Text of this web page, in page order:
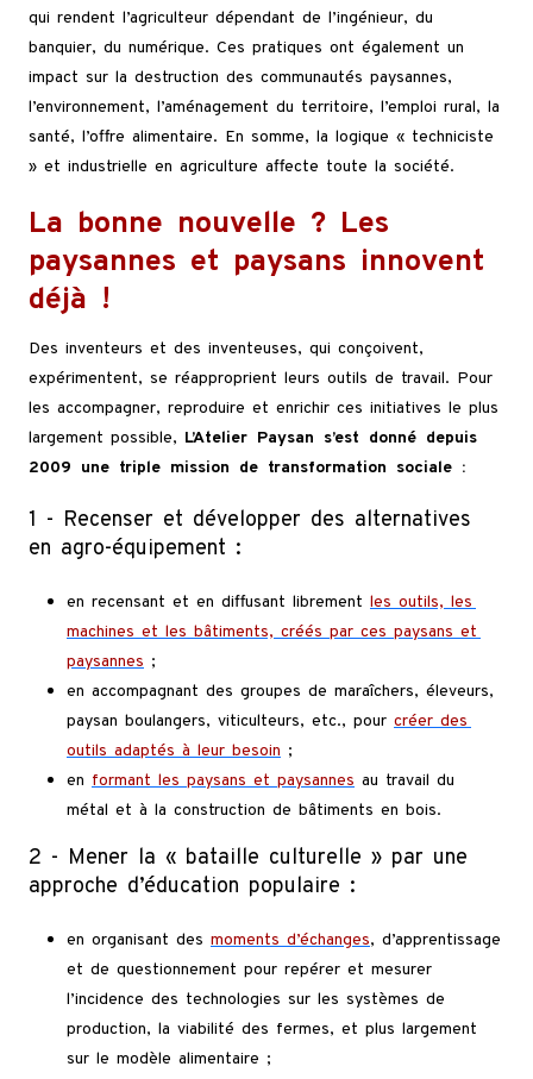
qui rendent l’agriculteur dépendant de l’ingénieur, du
banquier, du numérique. Ces pratiques ont également un
impact sur la destruction des communautés paysannes,
l’environnement, l’aménagement du territoire, l’emploi rural, la
santé, l’offre alimentaire. En somme, la logique « techniciste
» et industrielle en agriculture affecte toute la société.
La bonne nouvelle ? Les
paysannes et paysans innovent
déjà !
Des inventeurs et des inventeuses, qui conçoivent,
expérimentent, se réapproprient leurs outils de travail. Pour
les accompagner, reproduire et enrichir ces initiatives le plus
largement possible, L’Atelier Paysan s’est donné depuis
2009 une triple mission de transformation sociale :
1 - Recenser et développer des alternatives
en agro-équipement :
en recensant et en diffusant librement les outils, les
machines et les bâtiments, créés par ces paysans et
paysannes ;
en accompagnant des groupes de maraîchers, éleveurs,
paysan boulangers, viticulteurs, etc., pour créer des
outils adaptés à leur besoin ;
en formant les paysans et paysannes au travail du
métal et à la construction de bâtiments en bois.
2 - Mener la « bataille culturelle » par une
approche d’éducation populaire :
en organisant des moments d’échanges, d’apprentissage
et de questionnement pour repérer et mesurer
l’incidence des technologies sur les systèmes de
production, la viabilité des fermes, et plus largement
sur le modèle alimentaire ;